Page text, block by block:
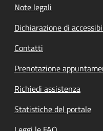
Note legali
Dichiarazione di
Contatti
Prenotazione
Richiedi assistenza
Statistiche del portale